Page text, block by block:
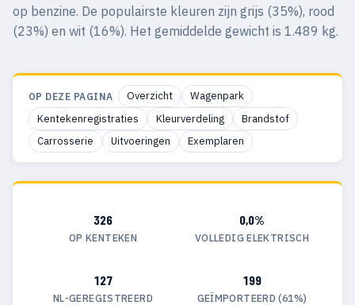
op benzine. De populairste kleuren zijn grijs (35%), rood
(23%) en wit (16%). Het gemiddelde gewicht is 1.489 kg.
OP DEZE PAGINA Overzicht
Wagenpark
Kentekenregistraties
Kleurverdeling
Brandstof
Carrosserie
Uitvoeringen Exemplaren
326
OP KENTEKEN
0,0%
VOLLEDIG ELEKTRISCH
127
NL-GEREGISTREERD
199
GEÏMPORTEERD (61%)